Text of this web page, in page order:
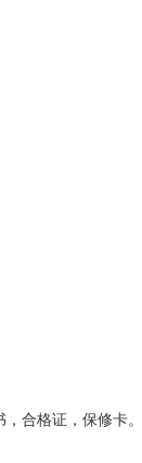
合格证，保修卡。